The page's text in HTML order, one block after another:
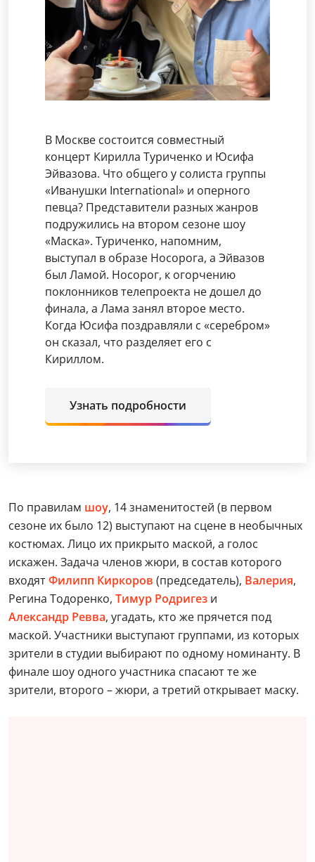
В Москве состоится совместный
концерт Кирилла Туриченко и Юсифа
Эйвазова. Что общего у солиста группы
«Иванушки International» и оперного
певца? Представители разных жанров
подружились на втором сезоне шоу
«Маска». Туриченко, напомним,
выступал в образе Носорога, а Эйвазов
был Ламой. Носорог, к огорчению
поклонников телепроекта не дошел до
финала, а Лама занял второе место.
Когда Юсифа поздравляли с «серебром»
он сказал, что разделяет его с
Кириллом.
Узнать подробности
По правилам шоу, 14 знаменитостей (в первом
сезоне их было 12) выступают на сцене в необычных
костюмах. Лицо их прикрыто маской, а голос
искажен. Задача членов жюри, в состав которого
входятФилипп Киркоров (председатель), Валерия,
Регина Тодоренко, Тимур Родригез и
Александр Ревва, угадать, кто же прячется под
маской. Участники выступают группами, из которых
зрители в студии выбирают по одному номинанту. В
финале шоу одного участника спасают те же
зрители, второго – жюри, а третий открывает маску.